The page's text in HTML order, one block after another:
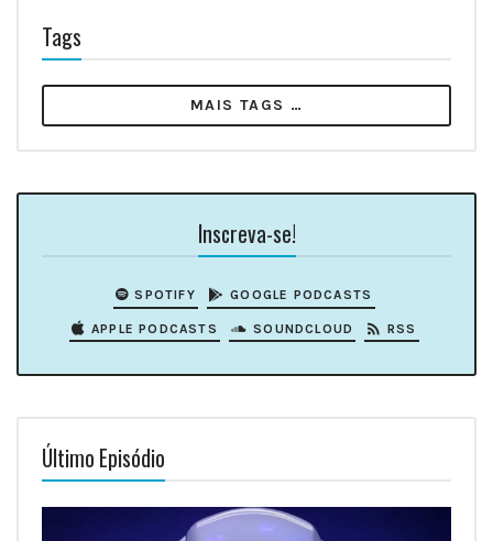
Tags
MAIS TAGS …
Inscreva-se!
SPOTIFY GOOGLE PODCASTS
APPLE PODCASTS SOUNDCLOUD RSS
Último Episódio